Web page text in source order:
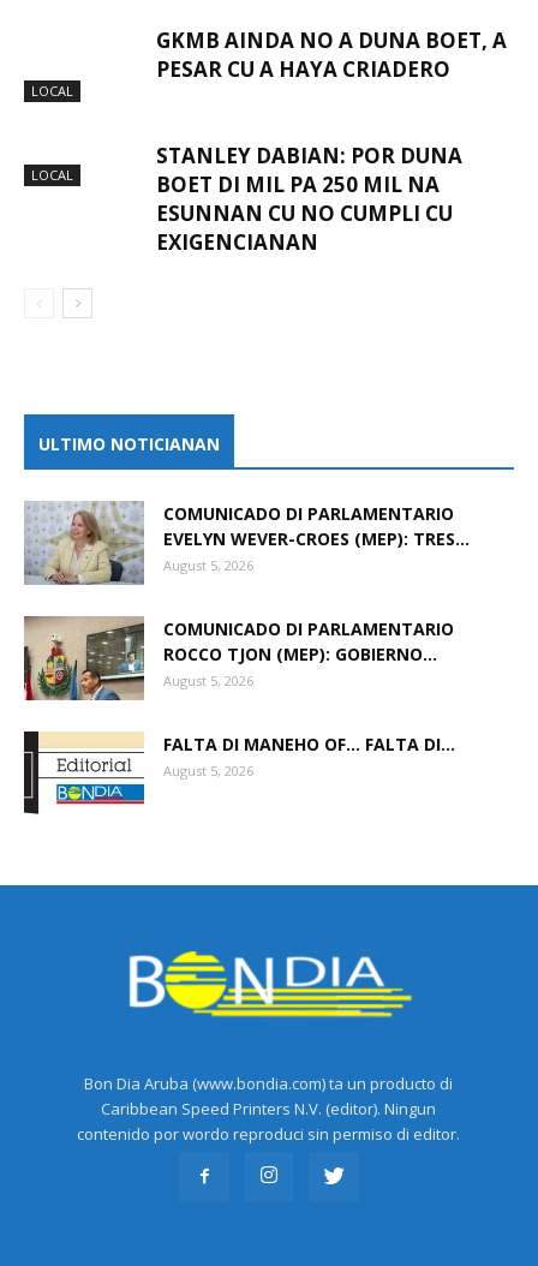
LOCAL
GKMB AINDA NO A DUNA BOET, A
PESAR CU A HAYA CRIADERO
LOCAL
STANLEY DABIAN: POR DUNA
BOET DI MIL PA 250 MIL NA
ESUNNAN CU NO CUMPLI CU
EXIGENCIANAN
ULTIMO NOTICIANAN
COMUNICADO DI PARLAMENTARIO
EVELYN WEVER-CROES (MEP): TRES...
August 5, 2026
COMUNICADO DI PARLAMENTARIO
ROCCO TJON (MEP): GOBIERNO...
August 5, 2026
FALTA DI MANEHO OF… FALTA DI...
August 5, 2026
Bon Dia Aruba (www.bondia.com) ta un producto di
Caribbean Speed Printers N.V. (editor). Ningun
contenido por wordo reproduci sin permiso di editor.